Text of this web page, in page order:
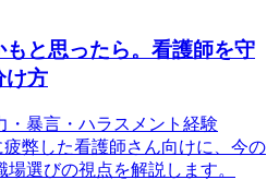
と思ったら。看護師を守
け方
・暴言・ハラスメント経験
弊した看護師さん向けに、今の
選びの視点を解説します。